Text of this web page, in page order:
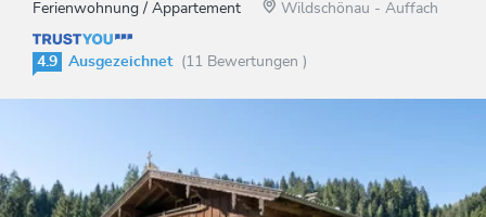
Ferienwohnung / Appartement Wildschönau - Auffach
4.9 Ausgezeichnet (11 Bewertungen )